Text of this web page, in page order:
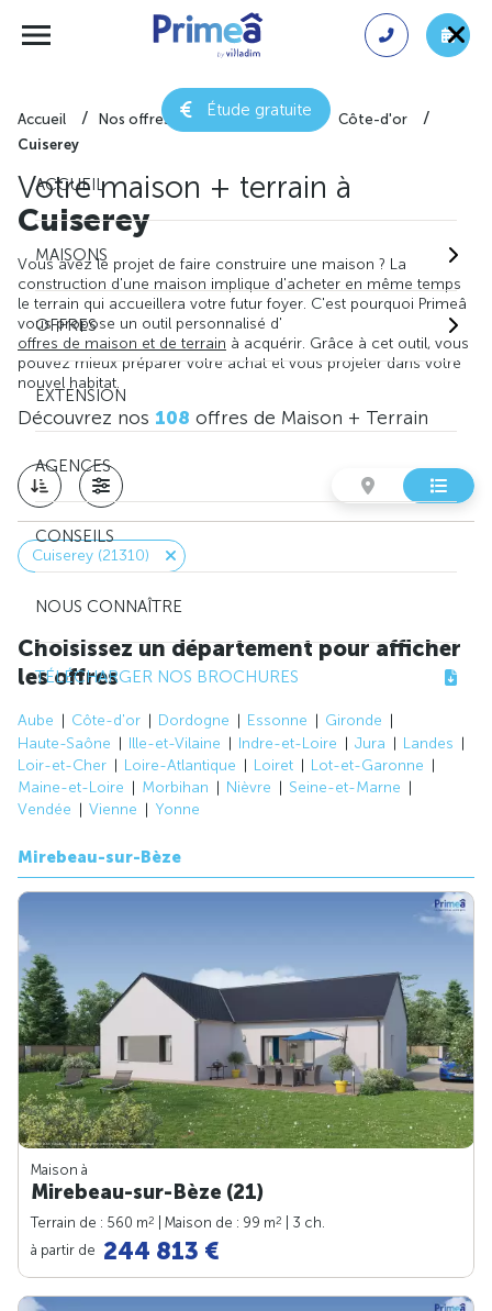
Étude gratuite
ACCUEIL
MAISONS
OFFRES
EXTENSION
AGENCES
CONSEILS
NOUS CONNAÎTRE
TÉLÉCHARGER NOS BROCHURES
Accueil Nos offres de maison + terrain
Côte-d'or
Cuiserey
Votre maison + terrain à
Cuiserey
Vous avez le projet de faire construire une maison ? La
construction d'une maison implique d'acheter en même temps
le terrain qui accueillera votre futur foyer. C'est pourquoi Primeâ
vous propose un outil personnalisé d'
offres de maison et de terrain à acquérir. Grâce à cet outil, vous
pouvez mieux préparer votre achat et vous projeter dans votre
nouvel habitat.
Découvrez nos 108 offres de Maison + Terrain
Cuiserey (21310)
Choisissez un département pour afficher
les offres
Aube Côte-d'or Dordogne Essonne
Gironde
Haute-Saône
Ille-et-Vilaine Indre-et-Loire Jura
Landes
Loir-et-Cher
Loire-Atlantique Loiret
Lot-et-Garonne
Maine-et-Loire
Morbihan Nièvre
Seine-et-Marne
Vendée
Vienne Yonne
Mirebeau-sur-Bèze
Maison à
Mirebeau-sur-Bèze (21)
Terrain de : 560 m2 | Maison de : 99 m2
| 3 ch.
à partir de 244 813 €